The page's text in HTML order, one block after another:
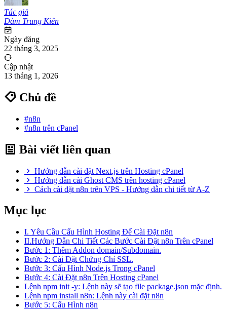
Tác giả
Đàm Trung Kiên
Ngày đăng
22 tháng 3, 2025
Cập nhật
13 tháng 1, 2026
Chủ đề
#n8n
#n8n trên cPanel
Bài viết liên quan
Hướng dẫn cài đặt Next.js trên Hosting cPanel
Hướng dẫn cài Ghost CMS trên hosting cPanel
Cách cài đặt n8n trên VPS - Hướng dẫn chi tiết từ A-Z
Mục lục
I. Yêu Cầu Cấu Hình Hosting Để Cài Đặt n8n
II.Hướng Dẫn Chi Tiết Các Bước Cài Đặt n8n Trên cPanel
Bước 1: Thêm Addon domain/Subdomain.
Bước 2: Cài Đặt Chứng Chỉ SSL.
Bước 3: Cấu Hình Node.js Trong cPanel
Bước 4: Cài Đặt n8n Trên Hosting cPanel
Lệnh npm init -y: Lệnh này sẽ tạo file package.json mặc định.
Lệnh npm install n8n: Lệnh này cài đặt n8n
Bước 5: Cấu Hình n8n